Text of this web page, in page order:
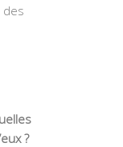
des
?